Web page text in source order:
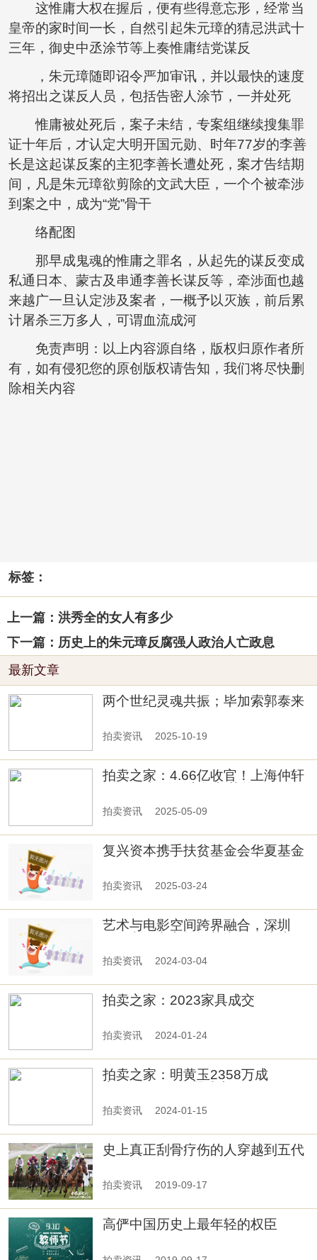
这惟庸大权在握后，便有些得意忘形，经常当
皇帝的家时间一长，自然引起朱元璋的猜忌洪武十
三年，御史中丞涂节等上奏惟庸结党谋反
，朱元璋随即诏令严加审讯，并以最快的速度
将招出之谋反人员，包括告密人涂节，一并处死
惟庸被处死后，案子未结，专案组继续搜集罪
证十年后，才认定大明开国元勋、时年77岁的李善
长是这起谋反案的主犯李善长遭处死，案才告结期
间，凡是朱元璋欲剪除的文武大臣，一个个被牵涉
到案之中，成为“党”骨干
络配图
那早成鬼魂的惟庸之罪名，从起先的谋反变成
私通日本、蒙古及串通李善长谋反等，牵涉面也越
来越广一旦认定涉及案者，一概予以灭族，前后累
计屠杀三万多人，可谓血流成河
免责声明：以上内容源自络，版权归原作者所
有，如有侵犯您的原创版权请告知，我们将尽快删
除相关内容
标签：
上一篇：洪秀全的女人有多少
下一篇：历史上的朱元璋反腐强人政治人亡政息
最新文章
两个世纪灵魂共振；毕加索郭泰来
拍卖资讯 2025-10-19
拍卖之家：4.66亿收官！上海仲轩
拍卖资讯 2025-05-09
复兴资本携手扶贫基金会华夏基金
拍卖资讯 2025-03-24
艺术与电影空间跨界融合，深圳
拍卖资讯 2024-03-04
拍卖之家：2023家具成交
几案 5520万居首！
拍卖资讯 2024-01-24
拍卖之家：明黄玉2358万成
拍卖资讯 2024-01-15
史上真正刮骨疗伤的人穿越到五代
拍卖资讯 2019-09-17
高俨中国历史上最年轻的权臣